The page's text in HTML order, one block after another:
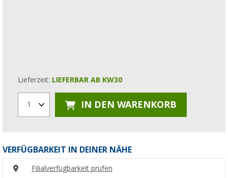
Lieferzeit: LIEFERBAR AB KW30
1 IN DEN WARENKORB
VERFÜGBARKEIT IN DEINER NÄHE
Filialverfügbarkeit prüfen